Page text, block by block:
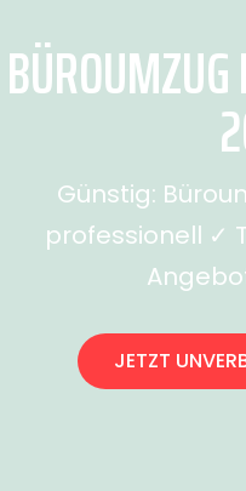
Günstig:
professionell ✓
JETZT